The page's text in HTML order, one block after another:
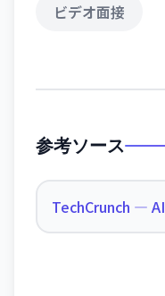
ビデオ面接
参考ソース
TechCrunch — AI